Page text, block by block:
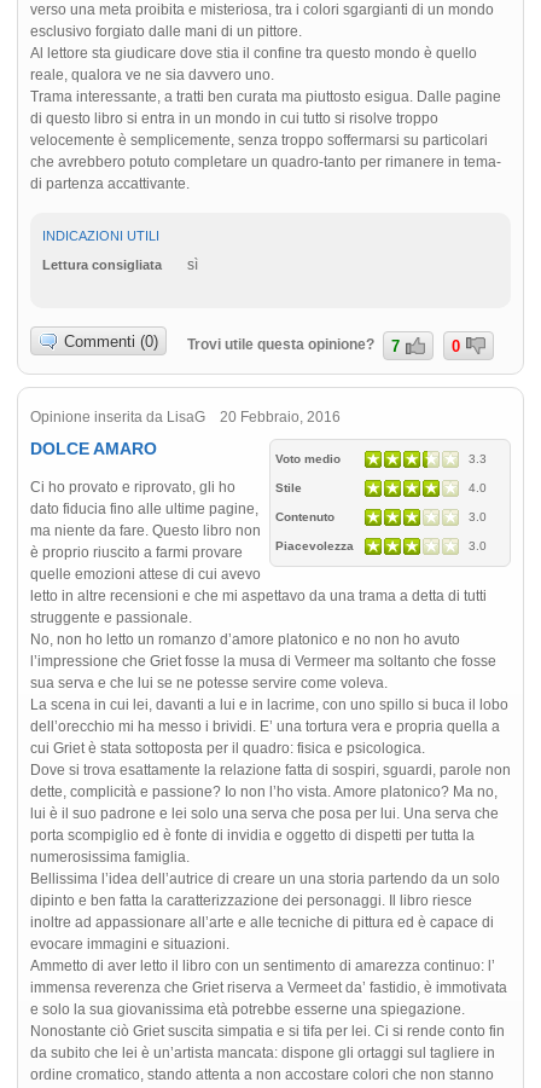
verso una meta proibita e misteriosa, tra i colori sgargianti di un mondo
esclusivo forgiato dalle mani di un pittore.
Al lettore sta giudicare dove stia il confine tra questo mondo è quello
reale, qualora ve ne sia davvero uno.
Trama interessante, a tratti ben curata ma piuttosto esigua. Dalle pagine
di questo libro si entra in un mondo in cui tutto si risolve troppo
velocemente è semplicemente, senza troppo soffermarsi su particolari
che avrebbero potuto completare un quadro-tanto per rimanere in tema-
di partenza accattivante.
INDICAZIONI UTILI
Lettura consigliata
sì
Commenti (0) Trovi utile questa opinione? 7 0
Opinione inserita da LisaG 20 Febbraio, 2016
Voto medio 3.3
Stile 4.0
Contenuto 3.0
Piacevolezza 3.0
DOLCE AMARO
Ci ho provato e riprovato, gli ho
dato fiducia fino alle ultime pagine,
ma niente da fare. Questo libro non
è proprio riuscito a farmi provare
quelle emozioni attese di cui avevo
letto in altre recensioni e che mi aspettavo da una trama a detta di tutti
struggente e passionale.
No, non ho letto un romanzo d’amore platonico e no non ho avuto
l’impressione che Griet fosse la musa di Vermeer ma soltanto che fosse
sua serva e che lui se ne potesse servire come voleva.
La scena in cui lei, davanti a lui e in lacrime, con uno spillo si buca il lobo
dell’orecchio mi ha messo i brividi. E’ una tortura vera e propria quella a
cui Griet è stata sottoposta per il quadro: fisica e psicologica.
Dove si trova esattamente la relazione fatta di sospiri, sguardi, parole non
dette, complicità e passione? Io non l’ho vista. Amore platonico? Ma no,
lui è il suo padrone e lei solo una serva che posa per lui. Una serva che
porta scompiglio ed è fonte di invidia e oggetto di dispetti per tutta la
numerosissima famiglia.
Bellissima l’idea dell’autrice di creare un una storia partendo da un solo
dipinto e ben fatta la caratterizzazione dei personaggi. Il libro riesce
inoltre ad appassionare all’arte e alle tecniche di pittura ed è capace di
evocare immagini e situazioni.
Ammetto di aver letto il libro con un sentimento di amarezza continuo: l’
immensa reverenza che Griet riserva a Vermeet da’ fastidio, è immotivata
e solo la sua giovanissima età potrebbe esserne una spiegazione.
Nonostante ciò Griet suscita simpatia e si tifa per lei. Ci si rende conto fin
da subito che lei è un’artista mancata: dispone gli ortaggi sul tagliere in
ordine cromatico, stando attenta a non accostare colori che non stanno